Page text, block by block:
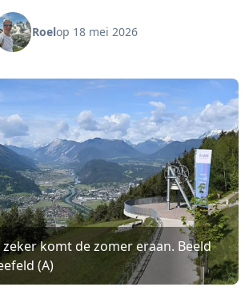
Roelop 18 mei 2026
komt de zomer eraan. Beeld
(A)